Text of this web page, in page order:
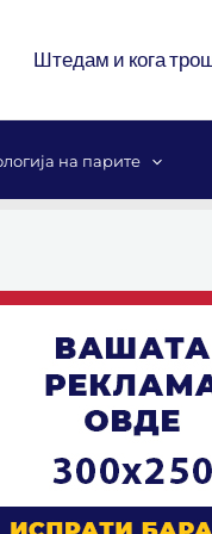
Штедам и кога
на парите